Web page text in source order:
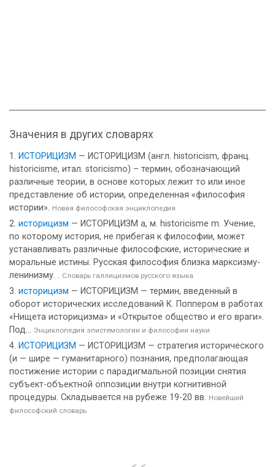
Значения в других словарях
ИСТОРИЦИЗМ — ИСТОРИЦИЗМ (англ. historicism, франц.
historicisme, итал. storicismo) – термин, обозначающий
различные теории, в основе которых лежит то или иное
представление об истории, определенная «философия
истории». Новая философская энциклопедия
историцизм — ИСТОРИЦИЗМ а, м. historicisme m. Учение,
по которому история, не прибегая к философии, может
устанавливать различные философские, исторические и
моральные истины. Русская философия близка марксизму-
ленинизму. . Словарь галлицизмов русского языка
историцизм — ИСТОРИЦИЗМ — термин, введенный в
оборот исторических исследований К. Поппером в работах
«Нищета историцизма» и «Открытое общество и его враги».
Под... Энциклопедия эпистемологии и философии науки
ИСТОРИЦИЗМ — ИСТОРИЦИЗМ — стратегия исторического
(и — шире — гуманитарного) познания, предполагающая
постижение истории с парадигмальной позиции снятия
субъект-объектной оппозиции внутри когнитивной
процедуры. Складывается на рубеже 19-20 вв. Новейший
философский словарь